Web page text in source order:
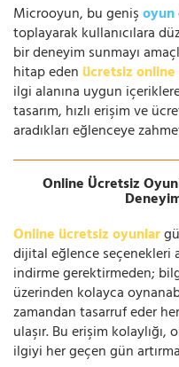
Microoyun, bu genişoyun
toplayarak kullanıcılara
bir deneyim sunmayı
hitap eden ücretsiz
ilgi alanına uygun
tasarım, hızlı erişim ve
aradıkları eğlenceye
Online Ücretsiz
Online ücretsiz oyunlar
dijital eğlence seçenekleri
indirme gerektirmeden;
üzerinden kolayca
zamandan tasarruf eder
ulaşır. Bu erişim
ilgiyi her geçen gün